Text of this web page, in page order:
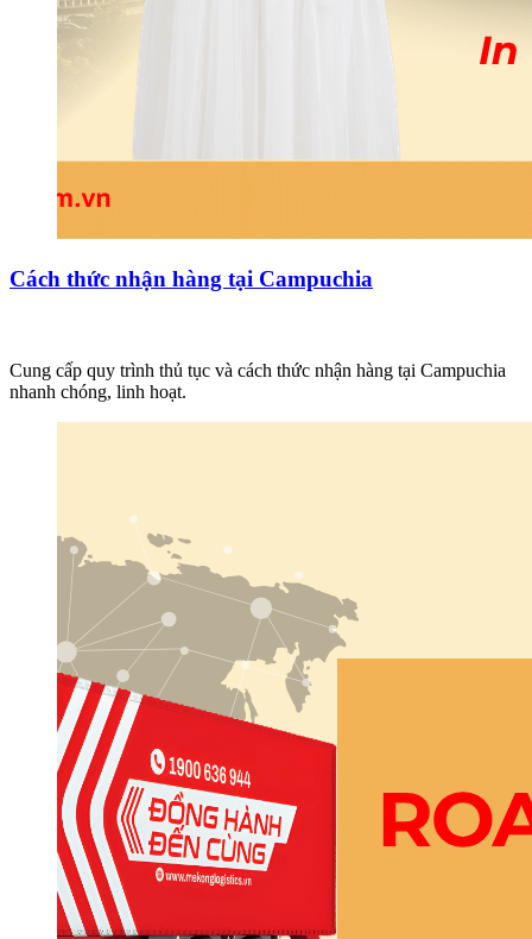
Cách thức nhận hàng tại Campuchia
Cung cấp quy trình thủ tục và cách thức nhận hàng tại Campuchia
nhanh chóng, linh hoạt.